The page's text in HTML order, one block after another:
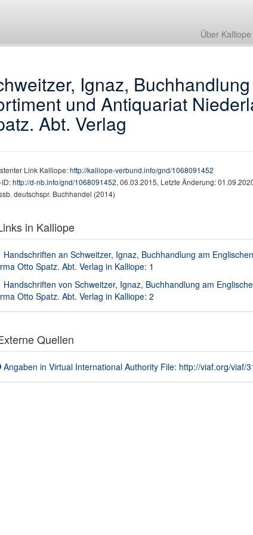
Über Kalliope
Ignaz,
und Antiquariat
Abt. Verlag
Link Kalliope:http://kalliope-verbund.info/gnd/1068091452
http://d-nb.info/gnd/1068091452, 06.03.2015, Letzte Änderung:
deutschspr. Buchhandel (2014)
in Kalliope
Handschriften an Schweitzer, Ignaz, Buchhandlung am
Otto Spatz. Abt. Verlag in Kalliope: 1
Handschriften von Schweitzer, Ignaz, Buchhandlung am
Otto Spatz. Abt. Verlag in Kalliope: 2
Quellen
Angaben in Virtual International Authority File: http://viaf.org/viaf/